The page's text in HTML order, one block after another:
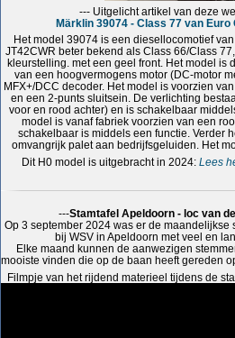
--- Uitgelicht artikel van deze
Märklin 39074 - Class 77 van Euro
Het model 39074 is een diesellocomotief
JT42CWR beter bekend als Class 66/Class
kleurstelling. met een geel front. Het model is
van een hoogvermogens motor (DC-motor
MFX+/DCC decoder. Het model is voorzien
en een 2-punts sluitsein. De verlichting
voor en rood achter) en is schakelbaar
model is vanaf fabriek voorzien van een
schakelbaar is middels een functie. Verder
omvangrijk palet aan bedrijfsgeluiden. Het
Dit H0 model is uitgebracht in 2024:Lees
---Stamtafel Apeldoorn - loc van
Op 3 september 2024 was er de maandelijkse
bij WSV in Apeldoorn met veel en
Elke maand kunnen de aanwezigen
mooiste vinden die op de baan heeft gereden
Filmpje van het rijdend materieel tijdens de